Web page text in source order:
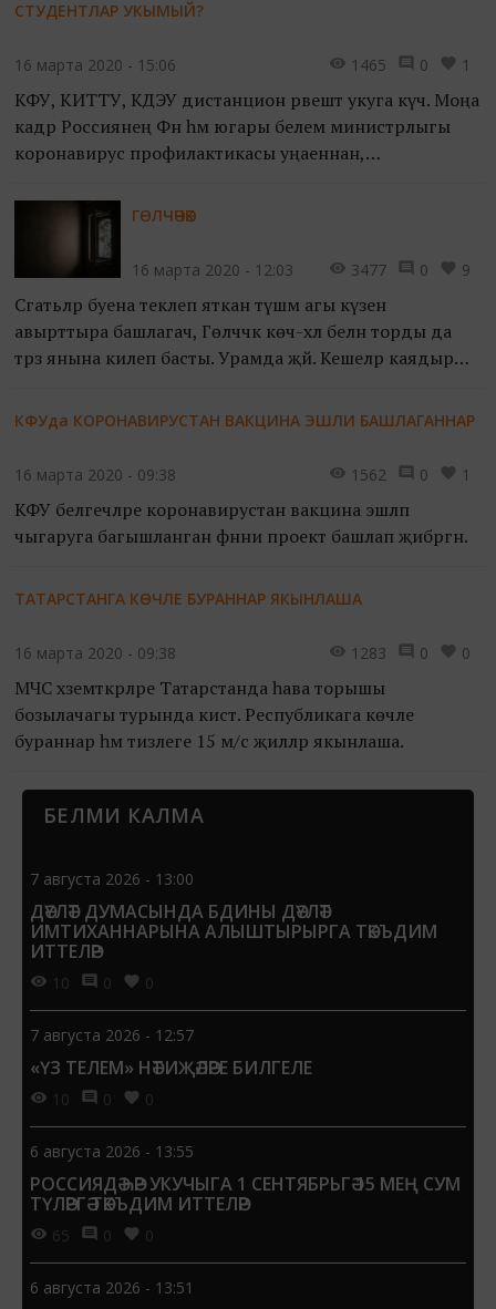
СТУДЕНТЛАР УКЫМЫЙ?
16 марта 2020 - 15:06 1465 0 1
КФУ, КИТТУ, КДЭУ дистанцион рәвештә укуга күчә. Моңа
кадәр Россиянең Фән һәм югары белем министрлыгы
коронавирус профилактикасы уңаеннан,
күчәргә чакырды.ГӨЛЧӘЧӘК
16 марта 2020 - 12:03 3477 0 9
Сәгатьләр буена текәлеп яткан түшәм агы күзен
авырттыра башлагач, Гөлчәчәк көч-хәл белән торды да
тәрәзә янына килеп басты. Урамда җәй. Кешеләр каядыр
комбинат ягыннан исә, сасы ис китерә. Һава аеруча
авыр. Үпкәне өтә. Ютәле кузгалган Гөлчәчәк үрелеп
форточканы ябып куйды.
КФУда КОРОНАВИРУСТАН ВАКЦИНА ЭШЛИ БАШЛАГАННАР
16 марта 2020 - 09:38 1562 0 1
КФУ белгечләре коронавирустан вакцина эшләп
чыгаруга багышланган фәнни проект башлап җибәргән.
ТАТАРСТАНГА КӨЧЛЕ БУРАННАР ЯКЫНЛАША
16 марта 2020 - 09:38 1283 0 0
МЧС хземәткәрләре Татарстанда һава торышы
бозылачагы турында кисәтә. Республикага көчле
бураннар һәм тизлеге 15 м/с җилләр якынлаша.
БЕЛМИ КАЛМА
7 августа 2026 - 13:00
ДӘҮЛӘТ ДУМАСЫНДА БДИНЫ ДӘҮЛӘТ
ИМТИХАННАРЫНА АЛЫШТЫРЫРГА ТӘКЪДИМ
ИТТЕЛӘР
10 0 0
7 августа 2026 - 12:57
«ҮЗ ТЕЛЕМ» НӘТИҖӘЛӘРЕ БИЛГЕЛЕ
10 0 0
6 августа 2026 - 13:55
РОССИЯДӘ ҺӘР УКУЧЫГА 1 СЕНТЯБРЬГӘ 15 МЕҢ СУМ
ТҮЛӘРГӘ ТӘКЪДИМ ИТТЕЛӘР
65 0 0
6 августа 2026 - 13:51